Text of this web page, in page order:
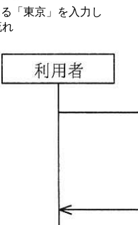
「東京」を入力し
れ